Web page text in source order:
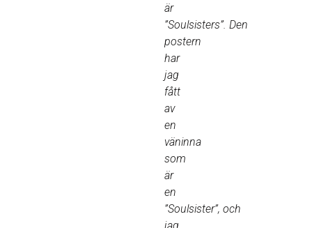
är
”Soulsisters”. Den
postern
har
jag
fått
av
en
väninna
som
är
en
”Soulsister”, och
jag